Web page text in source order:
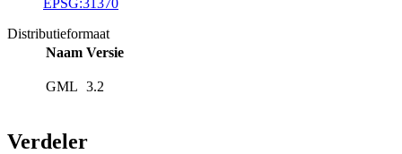
Distributieformaat
Naam Versie
GML 3.2
Verdeler